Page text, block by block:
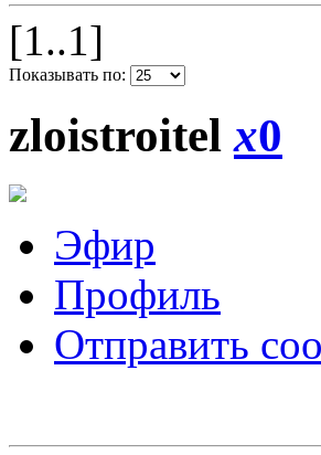
[1..1]
Показывать по:
zloistroitelx0
Эфир
Профиль
Отправить